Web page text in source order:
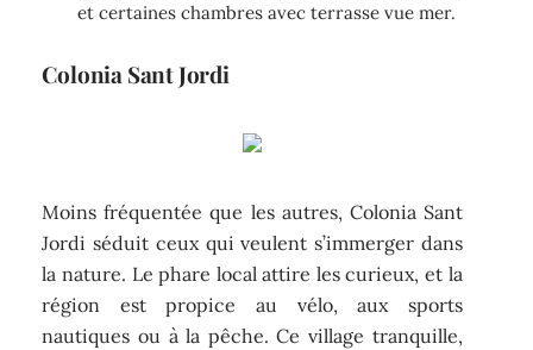
et certaines chambres avec terrasse vue mer.
Colonia Sant Jordi
Moins fréquentée que les autres, Colonia Sant
Jordi séduit ceux qui veulent s’immerger dans
la nature. Le phare local attire les curieux, et la
région est propice au vélo, aux sports
nautiques ou à la pêche. Ce village tranquille,